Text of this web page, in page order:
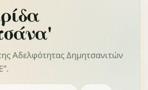
Αδελφότητας Δημητσανιτών